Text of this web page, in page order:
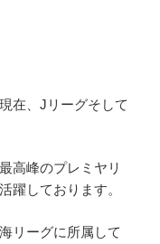
在、Jリーグそして
高峰のプレミヤリ
躍しております。
リーグに所属して